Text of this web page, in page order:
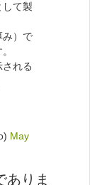
して製
み）で
れる
May
ありま